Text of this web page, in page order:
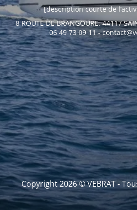
[description courte de
8 ROUTE DE BRANGOURE, 44117
06 49 73 09 11 -
Copyright 2026 © VEBRAT -